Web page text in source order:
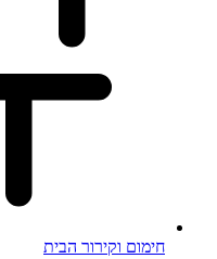
חימום וקירור הבית